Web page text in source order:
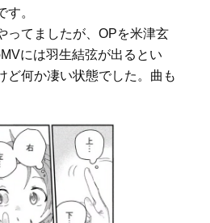
。
てましたが、OPを米津玄
には羽生結弦が出るとい
ど何か凄い状態でした。曲も